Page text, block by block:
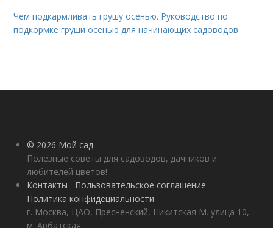
Чем подкармливать грушу осенью. Руководство по
подкормке груши осенью для начинающих садоводов
© 2026 Мой сад
Полезные советы для садоводов, дачников и
любителей цветов!
Контакты
Пользовательское соглашение
Политика конфидециальности
г. Москва, ЦАО, Пресненский, Никитская М. улица 10,
м. Арбатская